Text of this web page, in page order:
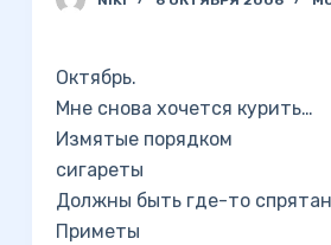
Октябрь.
Мне снова хочется курить…
Измятые порядком
сигареты
Должны быть где-то
Приметы